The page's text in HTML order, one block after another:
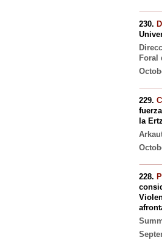
230.
Foral
229.
la
228.